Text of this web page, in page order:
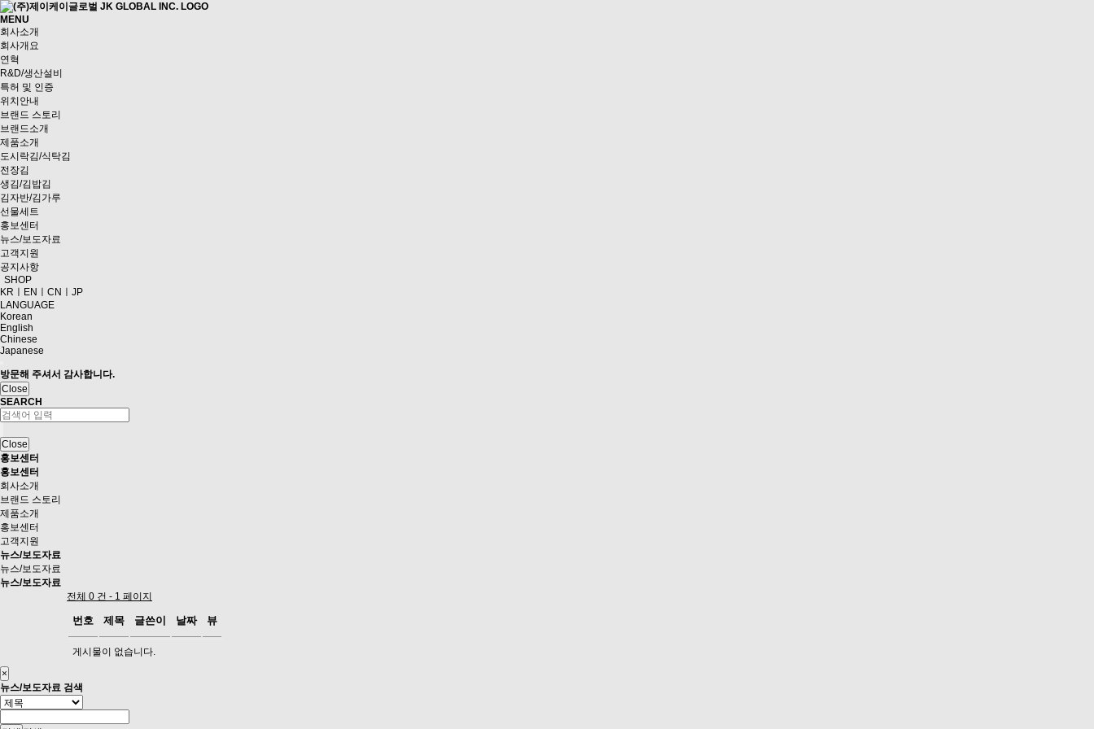
MENU
회사소개
회사개요
연혁
R&D/생산설비
특허 및 인증
위치안내
브랜드 스토리
브랜드소개
제품소개
도시락김/식탁김
전장김
생김/김밥김
김자반/김가루
선물세트
홍보센터
뉴스/보도자료
고객지원
공지사항
SHOP
KR
EN CN
JP
LANGUAGE
Korean
English
Chinese
Japanese
방문해 주셔서 감사합니다.
Close
SEARCH
Close
홍보센터
홍보센터
회사소개
브랜드 스토리
제품소개
홍보센터
고객지원
뉴스/보도자료
뉴스/보도자료
뉴스/보도자료
전체 0 건 - 1 페이지
번호 제목 글쓴이 날짜 뷰
게시물이 없습니다.
×
뉴스/보도자료 검색